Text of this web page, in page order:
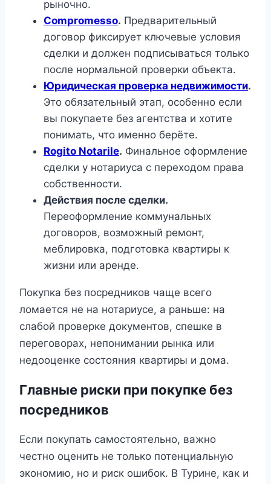
рыночно.
Compromesso. Предварительный
договор фиксирует ключевые условия
сделки и должен подписываться только
после нормальной проверки объекта.
Юридическая проверка недвижимости.
Это обязательный этап, особенно если
вы покупаете без агентства и хотите
понимать, что именно берёте.
Rogito Notarile. Финальное оформление
сделки у нотариуса с переходом права
собственности.
Действия после сделки.
Переоформление коммунальных
договоров, возможный ремонт,
меблировка, подготовка квартиры к
жизни или аренде.
Покупка без посредников чаще всего
ломается не на нотариусе, а раньше: на
слабой проверке документов, спешке в
переговорах, непонимании рынка или
недооценке состояния квартиры и дома.
Главные риски при покупке без
посредников
Если покупать самостоятельно, важно
честно оценить не только потенциальную
экономию, но и риск ошибок. В Турине, как и